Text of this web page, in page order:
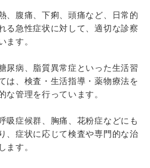
、腹痛、下痢、頭痛など、日常的
る急性症状に対して、適切な診察
ます。
尿病、脂質異常症といった生活習
は、検査・生活指導・薬物療法を
な管理を行っています。
吸症候群、胸痛、花粉症などにも
、症状に応じて検査や専門的な治
ます。